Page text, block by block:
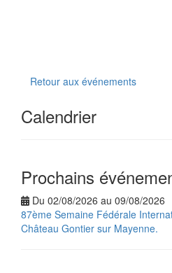
Retour aux événements
Calendrier
Prochains
Du 02/08/2026 au 09/08/2026
87ème Semaine Fédérale
Château Gontier sur Mayenne.